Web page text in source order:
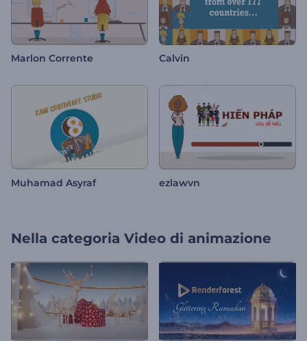
Marlon Corrente Calvin
Muhamad Asyraf ezlawvn
Nella categoria Video di animazione